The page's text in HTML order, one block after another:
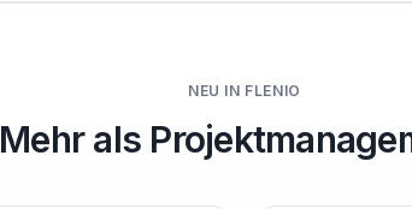
NEU IN FLENIO
Mehr als